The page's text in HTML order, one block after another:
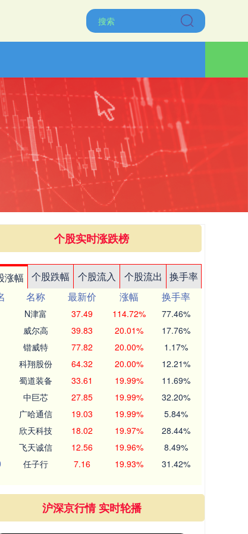
个股实时涨跌榜
涨幅 个股跌幅 个股流入 个股流出
换手率
名称 最新价 涨幅
换手率
N津富 37.49 114.72% 77.46%
威尔高 39.83 20.01% 17.76%
锴威特 77.82 20.00% 1.17%
科翔股份 64.32 20.00% 12.21%
蜀道装备 33.61 19.99% 11.69%
中巨芯 27.85 19.99% 32.20%
广哈通信 19.03 19.99% 5.84%
欣天科技 18.02 19.97% 28.44%
飞天诚信 12.56 19.96% 8.49%
任子行 7.16 19.93% 31.42%
沪深京行情 实时轮播